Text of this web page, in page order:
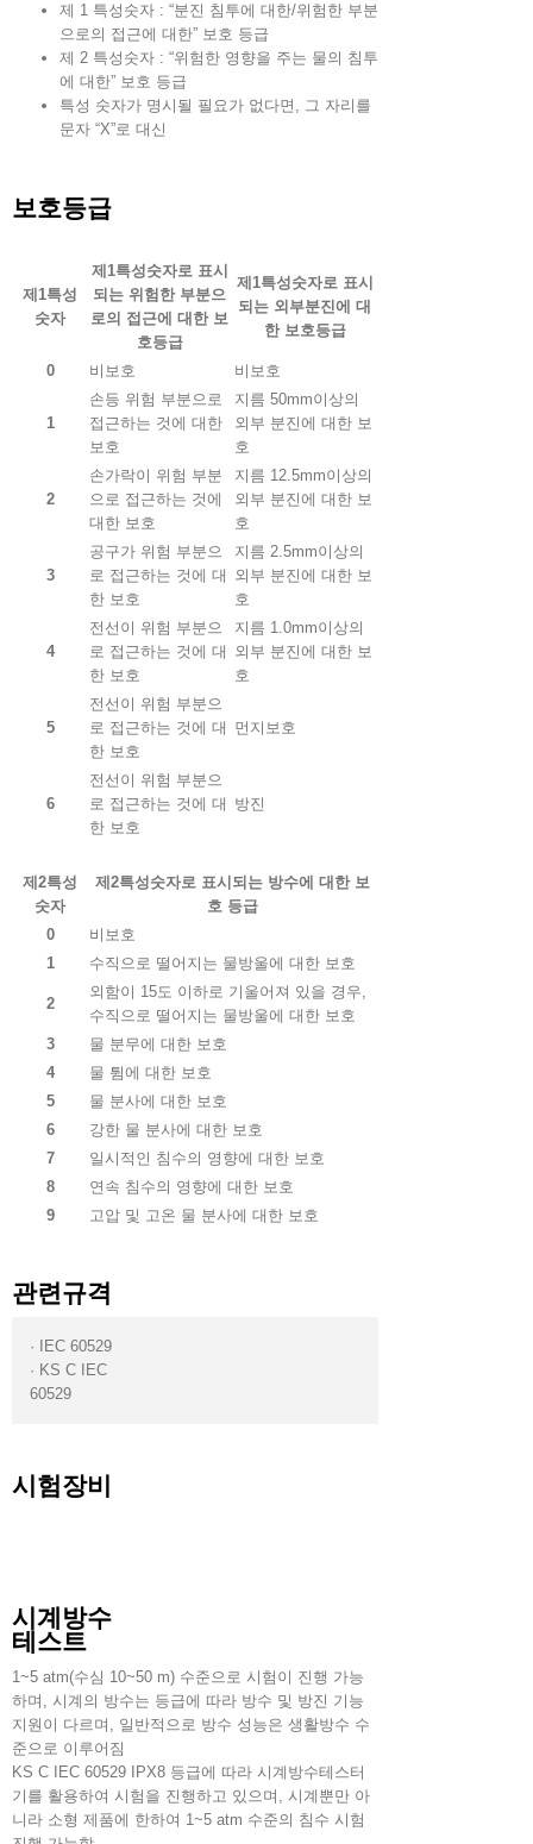
제 1 특성숫자 : “분진 침투에 대한/위험한 부분
으로의 접근에 대한” 보호 등급
제 2 특성숫자 : “위험한 영향을 주는 물의 침투
에 대한” 보호 등급
특성 숫자가 명시될 필요가 없다면, 그 자리를
문자 “X”로 대신
보호등급
제1특성
숫자
제1특성숫자로 표시
되는 위험한 부분으
로의 접근에 대한 보
호등급
제1특성숫자로 표시
되는 외부분진에 대
한 보호등급
0 비보호 비보호
1
손등 위험 부분으로
접근하는 것에 대한
보호
지름 50mm이상의
외부 분진에 대한 보
호
2
손가락이 위험 부분
으로 접근하는 것에
대한 보호
지름 12.5mm이상의
외부 분진에 대한 보
호
3
공구가 위험 부분으
로 접근하는 것에 대
한 보호
지름 2.5mm이상의
외부 분진에 대한 보
호
4
전선이 위험 부분으
로 접근하는 것에 대
한 보호
지름 1.0mm이상의
외부 분진에 대한 보
호
5
전선이 위험 부분으
로 접근하는 것에 대
한 보호
먼지보호
6
전선이 위험 부분으
로 접근하는 것에 대
한 보호
방진
제2특성
숫자
제2특성숫자로 표시되는 방수에 대한 보
호 등급
0
비보호
1
수직으로 떨어지는 물방울에 대한 보호
2
외함이 15도 이하로 기울어져 있을 경우,
수직으로 떨어지는 물방울에 대한 보호
3
물 분무에 대한 보호
4
물 튐에 대한 보호
5
물 분사에 대한 보호
6
강한 물 분사에 대한 보호
7
일시적인 침수의 영향에 대한 보호
8
연속 침수의 영향에 대한 보호
9
고압 및 고온 물 분사에 대한 보호
관련규격
· IEC 60529
· KS C IEC
60529
시험장비
시계방수
테스트
1~5 atm(수심 10~50 m) 수준으로 시험이 진행 가능
하며, 시계의 방수는 등급에 따라 방수 및 방진 기능
지원이 다르며, 일반적으로 방수 성능은 생활방수 수
준으로 이루어짐
KS C IEC 60529 IPX8 등급에 따라 시계방수테스터
기를 활용하여 시험을 진행하고 있으며, 시계뿐만 아
니라 소형 제품에 한하여 1~5 atm 수준의 침수 시험